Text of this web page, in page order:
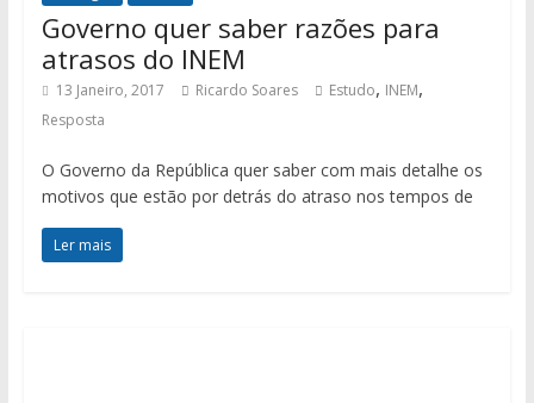
Governo quer saber razões para
atrasos do INEM
13 Janeiro, 2017 Ricardo Soares Estudo, INEM,
Resposta
O Governo da República quer saber com mais detalhe os
motivos que estão por detrás do atraso nos tempos de
Ler mais